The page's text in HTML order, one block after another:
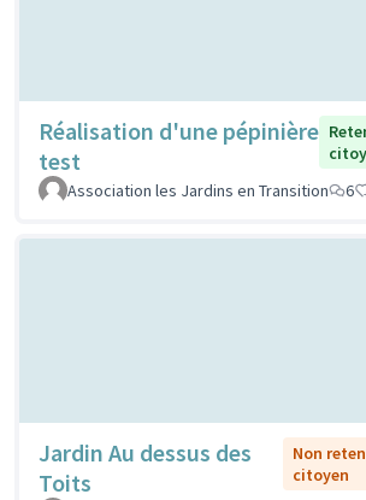
Réalisation d'une pépinière
test
Association les Jardins en Transition
6
Jardin Au dessus des
Toits
Non
citoyen